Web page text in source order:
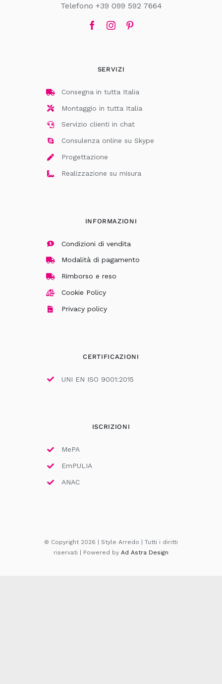
Telefono +39 099 592 7664
SERVIZI
Consegna in tutta Italia
Montaggio in tutta Italia
Servizio clienti in chat
Consulenza online su Skype
Progettazione
Realizzazione su misura
INFORMAZIONI
Condizioni di vendita
Modalità di pagamento
Rimborso e reso
Cookie Policy
Privacy policy
CERTIFICAZIONI
UNI EN ISO 9001:2015
ISCRIZIONI
MePA
EmPULIA
ANAC
© Copyright 2026 | Style Arredo | Tutti i diritti
riservati | Powered by Ad Astra Design